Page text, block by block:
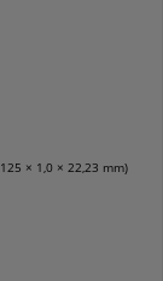
× 1,0 × 22,23 mm)